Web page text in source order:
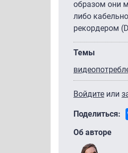
образом они
либо
рекордером
Темы
Войдите или
Поделиться:
Об авторе